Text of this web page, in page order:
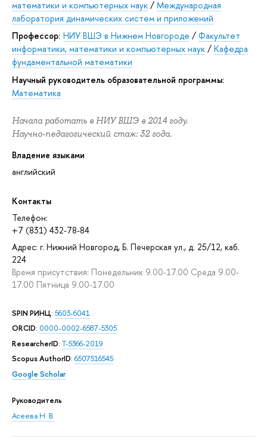
математики и компьютерных наук / Международная
лаборатория динамических систем и приложений
Профессор: НИУ ВШЭ в Нижнем Новгороде / Факультет
информатики, математики и компьютерных наук / Кафедра
фундаментальной математики
Научный руководитель образовательной программы:
Математика
Начала работать в НИУ ВШЭ в 2014 году.
Научно-педагогический стаж: 32 года.
Владение языками
английский
Контакты
Телефон:
+7 (831) 432-78-84
Адрес: г. Нижний Новгород, Б. Печерская ул., д. 25/12, каб.
224
Время присутствия: Понедельник 9.00-17.00 Среда 9.00-
17.00 Пятница 9.00-17.00
SPIN РИНЦ: 5603-6041
ORCID: 0000-0002-6587-5305
ResearcherID: T-5366-2019
Scopus AuthorID: 6507516545
Google Scholar
Руководитель
Асеева Н. В.